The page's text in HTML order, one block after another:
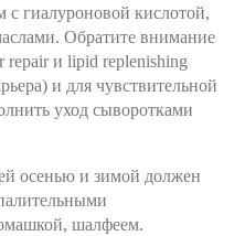
с гиалуроновой кислотой,
Обратите внимание
и lipid replenishing
и для чувствительной
уход сыворотками
осенью и зимой должен
шалфеем.